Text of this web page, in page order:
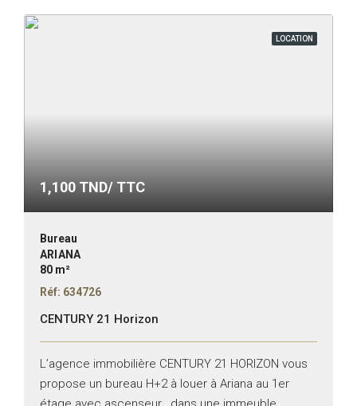
LOCATION
1,100 TND/ TTC
Bureau
ARIANA
80 m²
Réf: 634726
CENTURY 21 Horizon
L’agence immobilière CENTURY 21 HORIZON vous
propose un bureau H+2 à louer à Ariana au 1er